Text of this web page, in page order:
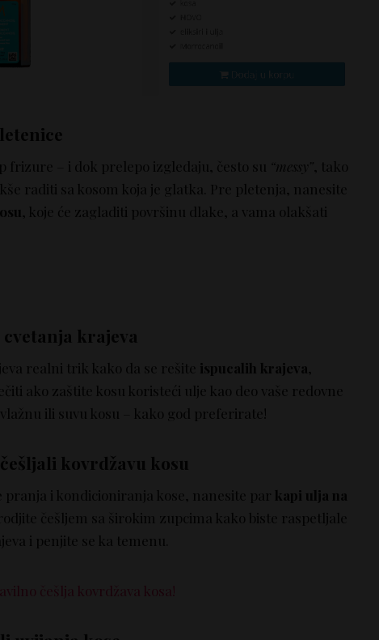
frizure – i dok prelepo izgledaju, često su “messy” , tako
raditi sa kosom koja je glatka. Pre pletenja, nanesite
, koje će zagladiti površinu dlake, a vama olakšati
cvetanja krajeva
realni trik kako da se rešite ispucalih krajeva,
ako zaštite kosu koristeći ulje kao deo vaše redovne
ili suvu kosu – kako god preferirate!
kovrdžavu kosu
pranja i kondicioniranja kose, nanesite par kapi ulja na
češljem sa širokim zupcima kako biste raspetljale
i penjite se ka temenu.
češlja kovrdžava kosa!